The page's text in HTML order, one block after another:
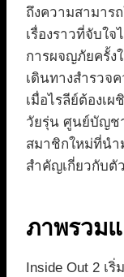
ถึงความสามาร
เรื่องราวที่จับใ
การผจญภัยครั้ง
เดินทางสำรวจ
เมื่อไรลีย์ต้องเ
วัยรุ่น ศูนย์บัญช
สมาชิกใหม่ที่นำ
สำคัญเกี่ยวกับตั
ภาพรวม
Inside Out 2 เ